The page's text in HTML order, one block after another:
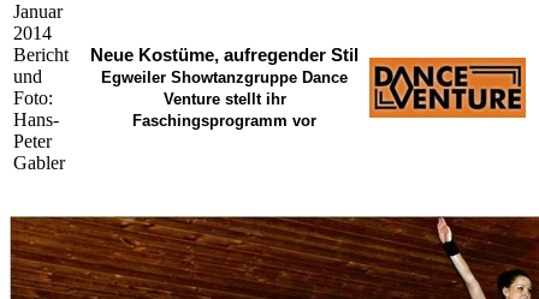
Januar
2014
Bericht
und
Foto:
Hans-
Peter
Gabler
Neue Kostüme, aufregender Stil
Egweiler Showtanzgruppe Dance
Venture stellt ihr
Faschingsprogramm vor